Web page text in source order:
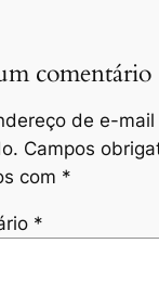
comentário
de e-mail
Campos
com *
*